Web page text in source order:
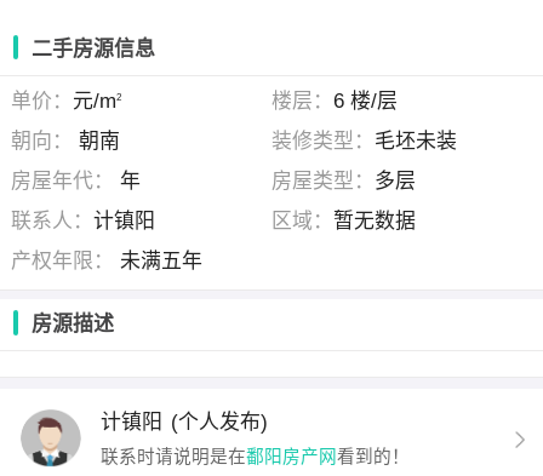
二手房源信息
单价： 元/m2 楼层： 6 楼/层
朝向：
朝南 装修类型： 毛坯未装
房屋年代：
年 房屋类型： 多层
联系人：计镇阳 区域： 暂无数据
产权年限：
未满五年
房源描述
计镇阳 (个人发布)
联系时请说明是在鄱阳房产网看到的！